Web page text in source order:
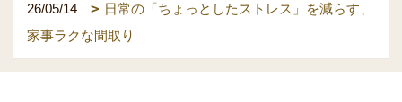
26/05/14
日常の「ちょっとしたストレス」を減らす、
家事ラクな間取り